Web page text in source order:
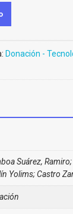
Donación -
Suárez,
Yolims; Castro